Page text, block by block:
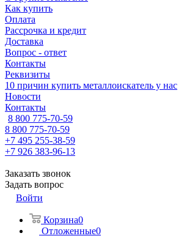
Как купить
Оплата
Рассрочка и кредит
Доставка
Вопрос - ответ
Контакты
Реквизиты
10 причин купить металлоискатель у нас
Новости
Контакты
8 800 775-70-59
8 800 775-70-59
+7 495 255-38-59
+7 926 383-96-13
Заказать звонок
Задать вопрос
Войти
Корзина0
Отложенные0